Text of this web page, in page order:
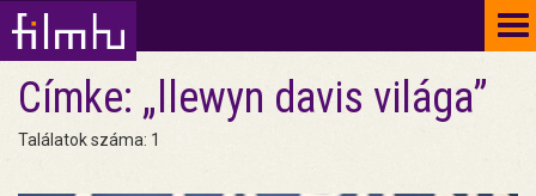
Címke: „llewyn davis világa”
Találatok száma: 1